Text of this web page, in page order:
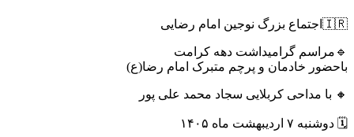
🇮🇷اجتماع بزرگ نوجین امام رضایی
🔹مراسم گرامیداشت دهه کرامت
باحضور خادمان و پرچم متبرک امام رضا(ع)
🔸 با مداحی کربلایی سجاد محمد علی پور
🗓 دوشنبه ۷ اردیبهشت ماه ۱۴۰۵